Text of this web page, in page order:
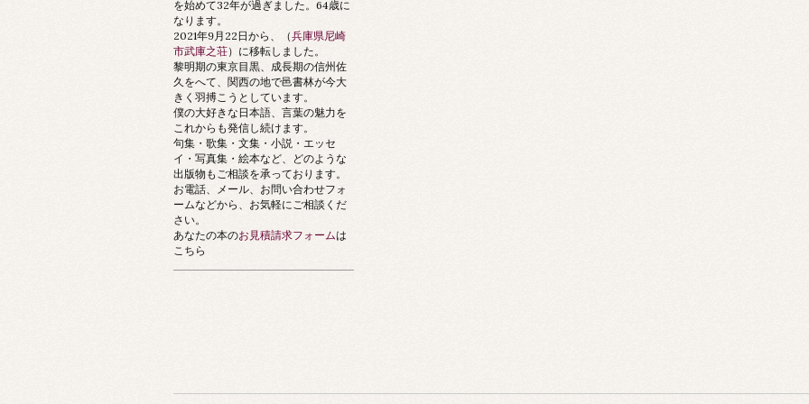
を始めて32年が過ぎました。64歳に
なります。
2021年9月22日から、（兵庫県尼崎
市武庫之荘）に移転しました。
黎明期の東京目黒、成長期の信州佐
久をへて、関西の地で邑書林が今大
きく羽搏こうとしています。
僕の大好きな日本語、言葉の魅力を
これからも発信し続けます。
句集・歌集・文集・小説・エッセ
イ・写真集・絵本など、どのような
出版物もご相談を承っております。
お電話、メール、お問い合わせフォ
ームなどから、お気軽にご相談くだ
さい。
あなたの本のお見積請求フォームは
こちら